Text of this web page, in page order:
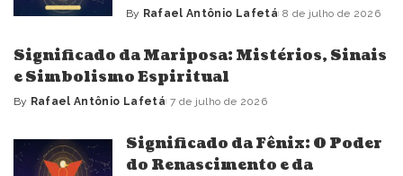
Posted
By Rafael Antônio Lafetá 8 de julho de 2026
Significado da Mariposa: Mistérios, Sinais
e Simbolismo Espiritual
Posted
By Rafael Antônio Lafetá 7 de julho de 2026
Significado da Fênix: O Poder
do Renascimento e da